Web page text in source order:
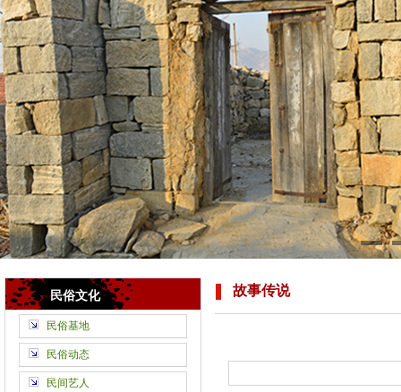
民俗文化
民俗基地
民俗动态
民间艺人
故事传说